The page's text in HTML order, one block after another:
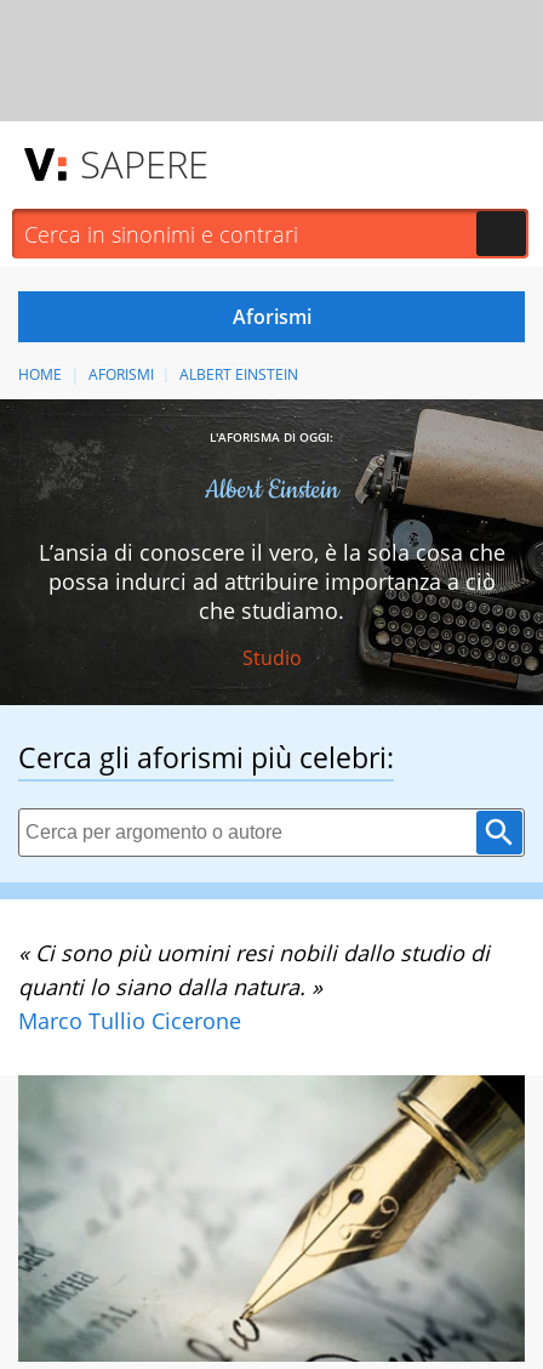
SAPERE
HOME AFORISMI ALBERT EINSTEIN
L'AFORISMA DI OGGI:
Albert Einstein
L’ansia di conoscere il vero, è la sola cosa che
possa indurci ad attribuire importanza a ciò
che studiamo.
Studio
Cerca gli aforismi più celebri:
« Ci sono più uomini resi nobili dallo studio di
quanti lo siano dalla natura. »
Marco Tullio Cicerone